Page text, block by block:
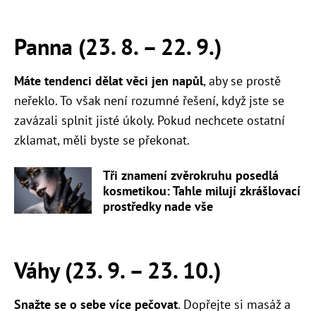
Panna (23. 8. – 22. 9.)
Máte tendenci dělat věci jen napůl, aby se prostě
neřeklo. To však není rozumné řešení, když jste se
zavázali splnit jisté úkoly. Pokud nechcete ostatní
zklamat, měli byste se překonat.
Tři znamení zvěrokruhu posedlá
kosmetikou: Tahle milují zkrášlovací
prostředky nade vše
Váhy (23. 9. – 23. 10.)
Snažte se o sebe více pečovat. Dopřejte si masáž a